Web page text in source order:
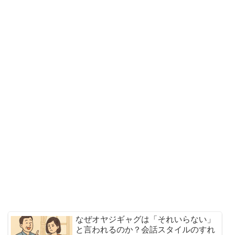
なぜオヤジギャグは「それいらない」
と言われるのか？会話スタイルのすれ